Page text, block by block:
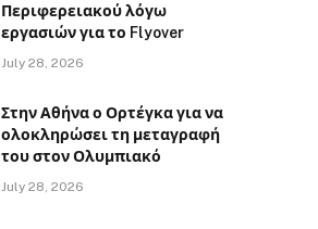
Περιφερειακού λόγω
εργασιών για το Flyover
July 28, 2026
Στην Αθήνα ο Ορτέγκα για να
ολοκληρώσει τη μεταγραφή
του στον Ολυμπιακό
July 28, 2026